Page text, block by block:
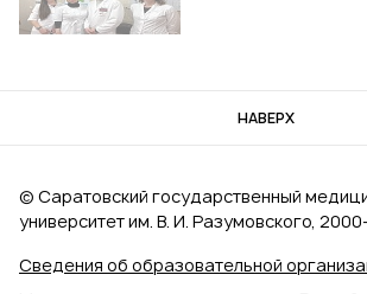
НАВЕРХ
Сведения об образовательной
© Саратовский государственный
университет им. В. И. Разумовского,